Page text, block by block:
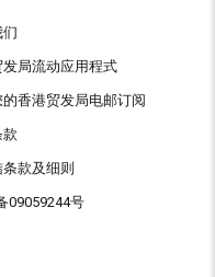
们
发局流动应用程式
香港贸发局电邮订阅
款及细则
09059244号